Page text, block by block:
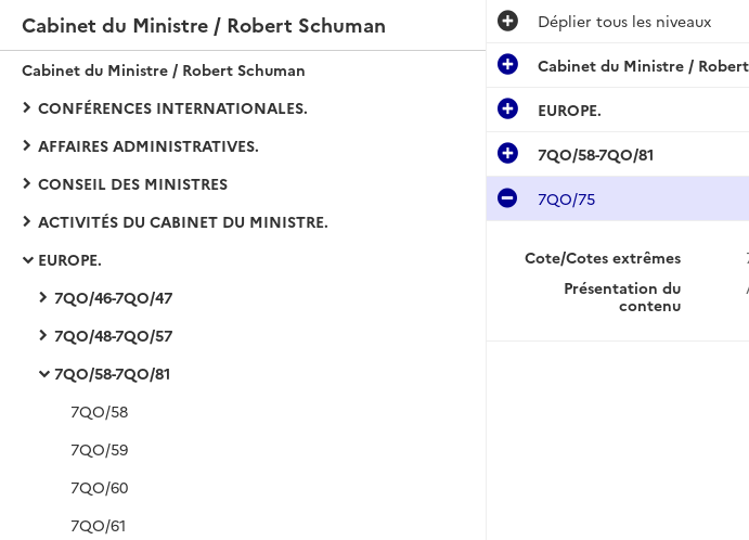
Cabinet du Ministre / Robert Schuman
Cabinet du Ministre / Robert Schuman
CONFÉRENCES INTERNATIONALES.
AFFAIRES ADMINISTRATIVES.
CONSEIL DES MINISTRES
ACTIVITÉS DU CABINET DU MINISTRE.
EUROPE.
7QO/46-7QO/47
7QO/48-7QO/57
7QO/58-7QO/81
7QO/58
7QO/59
7QO/60
7QO/61
Déplier tous les niveaux
Cabinet du Ministre /
EUROPE.
7QO/58-7QO/81
7QO/75
Cote/Cotes extrêmes
Présentation du
contenu